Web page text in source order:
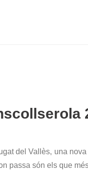
del Vallès, una
passa són els que